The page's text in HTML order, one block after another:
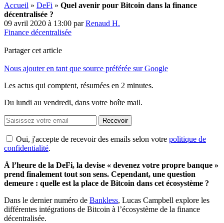
Accueil » DeFi » Quel avenir pour Bitcoin dans la finance
décentralisée ?
09 avril 2020 à 13:00 parRenaud H.
Finance décentralisée
Partager cet article
Nous ajouter en tant que source préférée sur Google
Les actus qui comptent, résumées en 2 minutes.
Du lundi au vendredi, dans votre boîte mail.
Recevoir
Oui, j'accepte de recevoir des emails selon votre politique de
confidentialité.
À l’heure de la DeFi, la devise « devenez votre propre banque »
prend finalement tout son sens. Cependant, une question
demeure : quelle est la place de Bitcoin dans cet écosystème ?
Dans le dernier numéro de Bankless, Lucas Campbell explore les
différentes intégrations de Bitcoin à l’écosystème de la finance
décentralisée.